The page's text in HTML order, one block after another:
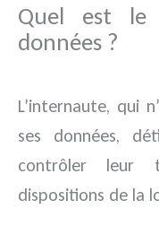
Quel est le
données ?
L’internaute, qui
ses données,
contrôler leur
dispositions de la